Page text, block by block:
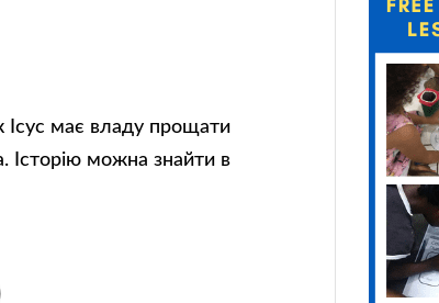
Ісус має владу прощати
Історію можна знайти в